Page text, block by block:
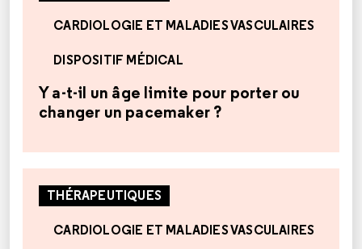
CARDIOLOGIE ET MALADIES VASCULAIRES
DISPOSITIF MÉDICAL
Y a-t-il un âge limite pour porter ou
changer un pacemaker ?
THÉRAPEUTIQUES
CARDIOLOGIE ET MALADIES VASCULAIRES